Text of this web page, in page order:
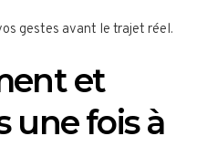
gestes avant le trajet réel.
et
une fois à